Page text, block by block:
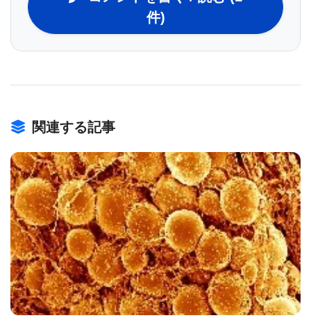
次のステップは、ビタミンE欠乏症の動物の細胞
膜修復を調べるものであり、２つの国立衛生研究所
さらに糖尿病の細胞膜修復不全の研究も想定してい
1型および2型糖尿病の動物モデルから採取した細胞
が不完全な修復機能を持っている事を、最近の
Diabetes誌にて示した。ハワード博士は、高グルコ
ース溶液に細胞を8−12週間浸漬することによって、
修復不全が惹起される事を発見した。また、活性酸
素種のレベルが糖尿病で上がることも証明されてい
る。ネイチャー•コミュニケーション誌は、糖尿病の
動物モデルにおけるビタミンEの治療がいくつかの
膜修復能力を復元することを示した。また培養系の
件)
関連する記事
BIOMARKET JP